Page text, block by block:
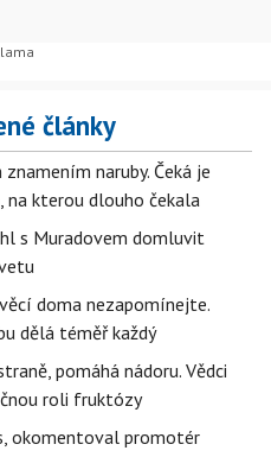
články
naruby. Čeká je
kterou dlouho čekala
s Muradovem domluvit
doma nezapomínejte.
dělá téměř každý
pomáhá nádoru. Vědci
roli fruktózy
okomentoval promotér